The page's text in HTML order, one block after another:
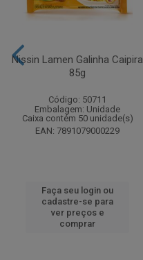
Nissin Lamen Galinha Caipira
85g
Código: 50711
Embalagem: Unidade
Caixa contém 50 unidade(s)
EAN: 7891079000229
Faça seu login ou
cadastre-se para
ver preços e
comprar